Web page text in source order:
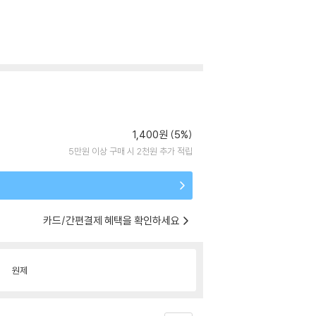
1,400원 (5%)
5만원 이상 구매 시 2천원 추가 적립
카드/간편결제 혜택을 확인하세요
원제